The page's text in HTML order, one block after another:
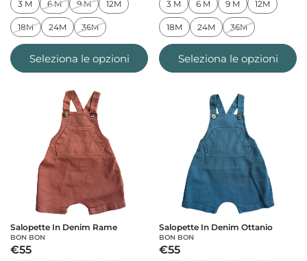
3 M 6 M 9 M 12M
18M 24M 36M
Seleziona le opzioni
3 M 6 M 9 M 12M
18M 24M 36M
Seleziona le opzioni
Salopette In Denim Rame
BON BON
€55
Salopette In Denim Ottanio
BON BON
€55